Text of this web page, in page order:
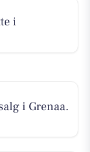
i
i Grenaa.